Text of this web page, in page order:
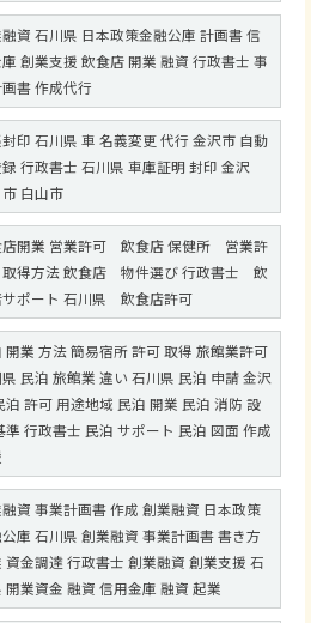
資 石川県 日本政策金融公庫 計画書 信
創業支援 飲食店 開業 融資 行政書士 事
書 作成代行
印 石川県 車 名義変更 代行 金沢市 自動
行政書士 石川県 車庫証明 封印 金沢
白山市
店開業 営業許可 飲食店 保健所 営業許
得方法 飲食店 物件選び 行政書士 飲
サポート 石川県 飲食店許可
開業 方法 簡易宿所 許可 取得 旅館業許可
民泊 旅館業 違い 石川県 民泊 申請 金沢
泊 許可 用途地域 民泊 開業 民泊 消防 設
準 行政書士 民泊 サポート 民泊 図面 作成
資 事業計画書 作成 創業融資 日本政策
庫 石川県 創業融資 事業計画書 書き方
資金調達 行政書士 創業融資 創業支援 石
開業資金 融資 信用金庫 融資 起業